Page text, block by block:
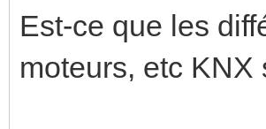
Est-ce que les
moteurs, etc